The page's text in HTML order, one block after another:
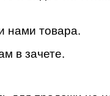
нами товара.
в зачете.